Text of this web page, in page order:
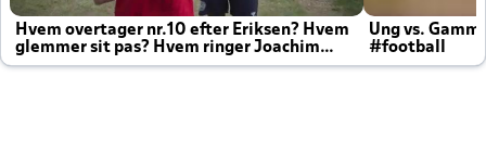
Hvem overtager nr.10 efter Eriksen? Hvem
glemmer sit pas? Hvem ringer Joachim
altid til efter kampe?
Ung vs.
#football